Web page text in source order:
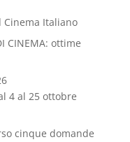
Cinema Italiano
CINEMA: ottime
4 al 25 ottobre
cinque domande